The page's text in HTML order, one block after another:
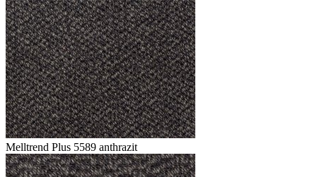
Melltrend Plus 5589 anthrazit